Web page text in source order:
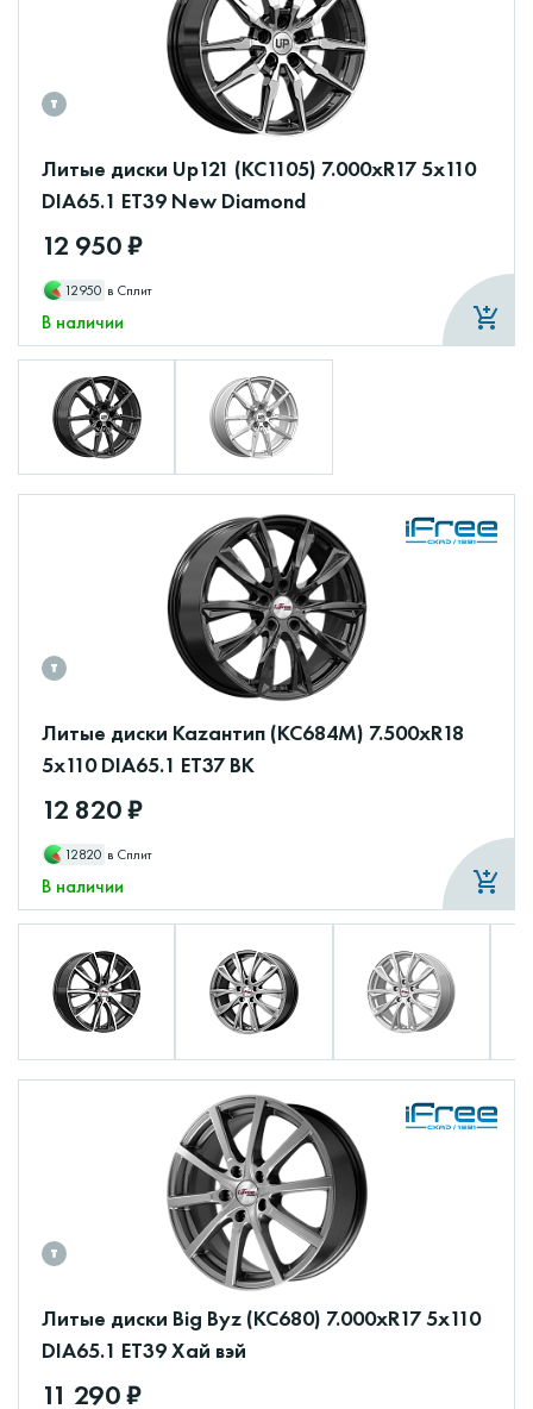
Литые диски Up121 (КС1105) 7.000xR17 5x110
DIA65.1 ET39 New Diamond
12 950 ₽
12950 в Сплит
В наличии
Литые диски Каzантип (КС684М) 7.500xR18
5x110 DIA65.1 ET37 BK
12 820 ₽
12820 в Сплит
В наличии
Литые диски Big Byz (КС680) 7.000xR17 5x110
DIA65.1 ET39 Хай вэй
11 290 ₽